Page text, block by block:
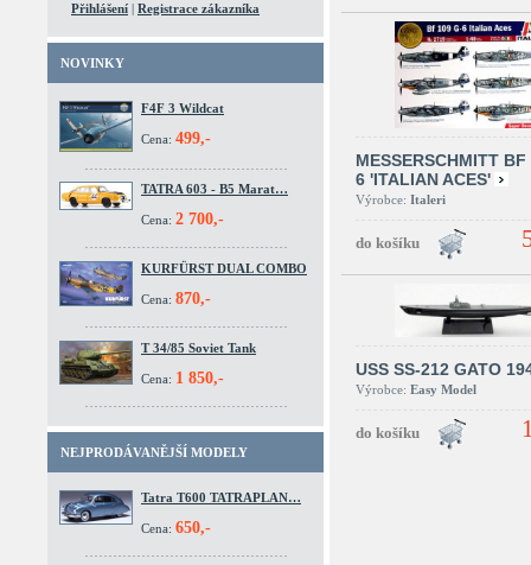
Přihlášení | Registrace zákazníka
NOVINKY
F4F 3 Wildcat
Cena: 499,-
TATRA 603 - B5 Marat…
Cena: 2 700,-
KURFÜRST DUAL COMBO
Cena: 870,-
T 34/85 Soviet Tank
Cena: 1 850,-
NEJPRODÁVANĚJŠÍ MODELY
Tatra T600 TATRAPLAN…
Cena: 650,-
MESSERSCHMITT
6 'ITALIAN ACES'
Výrobce: Italeri
USS SS-212 GATO
Výrobce: Easy Model